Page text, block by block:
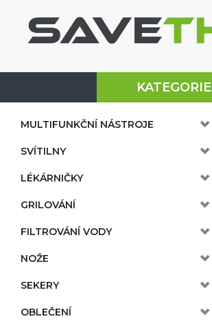
KATEGORIE
MULTIFUNKČNÍ NÁSTROJE
SVÍTILNY
LÉKÁRNIČKY
GRILOVÁNÍ
FILTROVÁNÍ VODY
NOŽE
SEKERY
OBLEČENÍ